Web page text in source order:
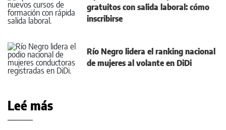
gratuitos con salida laboral: cómo
inscribirse
Río Negro lidera el ranking nacional
de mujeres al volante en DiDi
Leé más